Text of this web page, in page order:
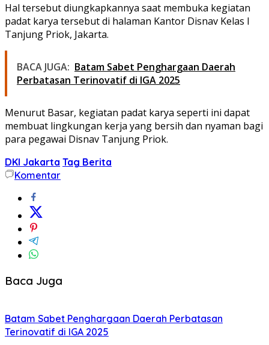
Hal tersebut diungkapkannya saat membuka kegiatan
padat karya tersebut di halaman Kantor Disnav Kelas I
Tanjung Priok, Jakarta.
BACA JUGA: Batam Sabet Penghargaan Daerah
Perbatasan Terinovatif di IGA 2025
Menurut Basar, kegiatan padat karya seperti ini dapat
membuat lingkungan kerja yang bersih dan nyaman bagi
para pegawai Disnav Tanjung Priok.
DKI Jakarta Tag Berita
Komentar
Baca Juga
Batam Sabet Penghargaan Daerah Perbatasan
Terinovatif di IGA 2025